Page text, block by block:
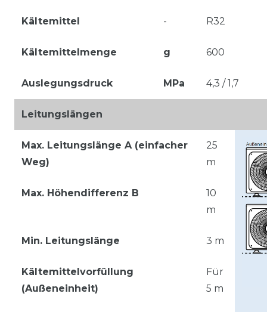
Kältemittel - R32
Kältemittelmenge g 600
Auslegungsdruck MPa 4,3 / 1,7
Leitungslängen
Max. Leitungslänge A (einfacher
Weg)
25
m
Max. Höhendifferenz B
10
m
Min. Leitungslänge 3 m
Kältemittelvorfüllung
(Außeneinheit)
Für
5 m